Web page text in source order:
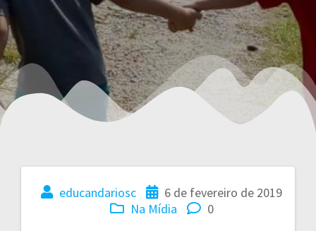
educandariosc
6 de fevereiro de 2019
Na Mídia
0